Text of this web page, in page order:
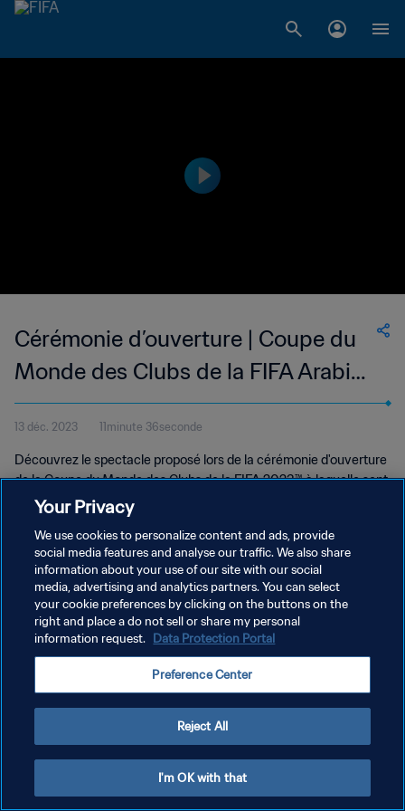
Cérémonie d’ouverture | Coupe du
Monde des Clubs de la FIFA Arabie
Saoudite 2023™
13 déc. 2023 11minute 36seconde
Découvrez le spectacle proposé lors de la cérémonie d'ouverture
de la Coupe du Monde des Clubs de la FIFA 2023™ à laquelle sept
grands clubs venus des quatre coins du globe vont lutter pour la
POLITIQUE DE CONFIDENTIALITÉ
CONDITIONS D'UTILISATION
GÉRER VOS PRÉFÉRENCES SUR LES COOKIES
Copyright © 1994 - 2026 FIFA. Tous droits réservés.
Your Privacy
We use cookies to personalize content and ads, provide
social media features and analyse our traffic. We also share
information about your use of our site with our social
media, advertising and analytics partners. You can select
your cookie preferences by clicking on the buttons on the
right and place a do not sell or share my personal
information request. Data Protection Portal
Preference Center
Reject All
I'm OK with that